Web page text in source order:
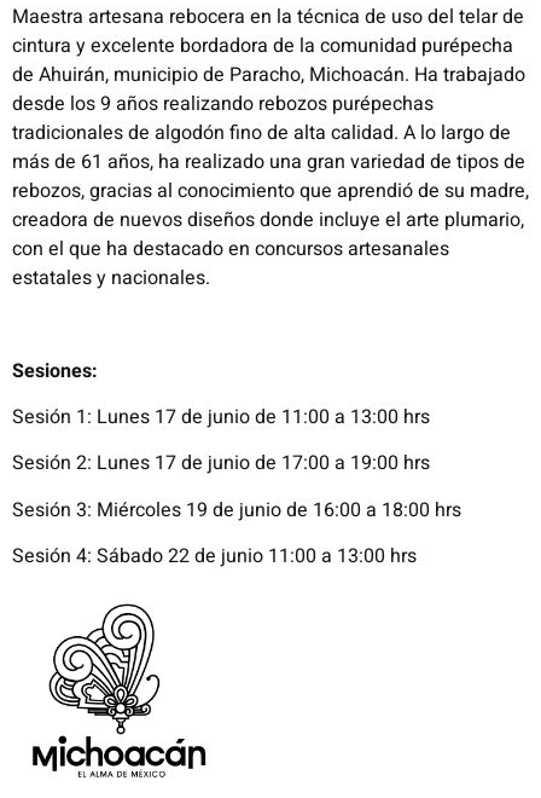
Maestra artesana rebocera en la técnica de uso del telar de
cintura y excelente bordadora de la comunidad purépecha
de Ahuirán, municipio de Paracho, Michoacán. Ha trabajado
desde los 9 años realizando rebozos purépechas
tradicionales de algodón fino de alta calidad. A lo largo de
más de 61 años, ha realizado una gran variedad de tipos de
rebozos, gracias al conocimiento que aprendió de su madre,
creadora de nuevos diseños donde incluye el arte plumario,
con el que ha destacado en concursos artesanales
estatales y nacionales.
Sesiones:
Sesión 1: Lunes 17 de junio de 11:00 a 13:00 hrs
Sesión 2: Lunes 17 de junio de 17:00 a 19:00 hrs
Sesión 3: Miércoles 19 de junio de 16:00 a 18:00 hrs
Sesión 4: Sábado 22 de junio 11:00 a 13:00 hrs